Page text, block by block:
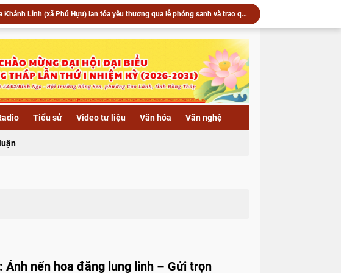
▶️ Chùa Khánh Linh (xã Phú Hựu) lan tỏa yêu thương qua lễ phóng sanh và trao quà hỗ trợ bà con có hoàn cảnh khó khăn
Trang nghiêm khai mạc kỳ thi học kỳ II năm thứ hai Khóa X Trường Trung cấp Phật học Đồng Tháp
Linh (xã Phú Hựu) lan tỏa yêu thương qua lễ phóng sanh và trao quà
đăng kính khánh vía Quán Thế Âm Bồ Tát tại Trường hạ chùa Hải Huệ
Trường hạ chùa Hải Huệ trang nghiêm tổ chức lễ thắp nến hoa đăng kính mừng Khánh vía Bồ Tát Quán Thế Âm Thành Đạo
Chùa Hội Phước an vị tôn tượng Phật Bổn Sư, khai Đại hồng chung
▶️ Xã Lai Vung: Chùa Hội Phước trang nghiêm Lễ an vị tôn tượng Phật Bổn Sư và khai Đại hồng chung
▶️ Phật giáo Đồng Tháp vang vọng tiếng chuông trống tri ân - Kỷ niệm 79 năm ngày Thương binh Liệt sĩ 27/7/1947 - 27/7/2026
Tiểu sử Video tư liệu Văn hóa Văn nghệ
Ánh nến hoa đăng lung linh – Gửi trọn